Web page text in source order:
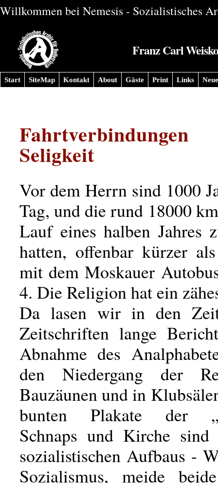
Willkommen bei Nemesis - Sozialistisches
Franz Carl
Start SiteMap Kontakt About Gäste Print Links
Seligkeit
Vor dem Herrn sind 1000
Tag, und die rund 18000
Lauf eines halben Jahres
hatten, offenbar kürzer
mit dem Moskauer
4. Die Religion hat ein
Da lasen wir in den
Zeitschriften lange
Abnahme des
den Niedergang der
Bauzäunen und in
bunten Plakate der
Schnaps und Kirche sind
sozialistischen Aufbaus -
Sozialismus, meide